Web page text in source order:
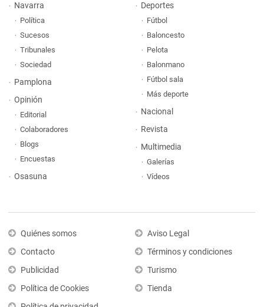
Navarra
Política
Sucesos
Tribunales
Sociedad
Pamplona
Opinión
Editorial
Colaboradores
Blogs
Encuestas
Osasuna
Deportes
Fútbol
Baloncesto
Pelota
Balonmano
Fútbol sala
Más deporte
Nacional
Revista
Multimedia
Galerías
Vídeos
Quiénes somos
Contacto
Publicidad
Política de Cookies
Aviso Legal
Términos y condiciones
Turismo
Tienda